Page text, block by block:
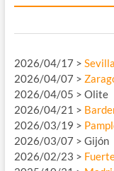
2026/04/17 > Sevilla
2026/04/07 >
2026/04/05 > Olite
2026/04/21 >
2026/03/19 >
2026/03/07 > Gijón
2026/02/23 >